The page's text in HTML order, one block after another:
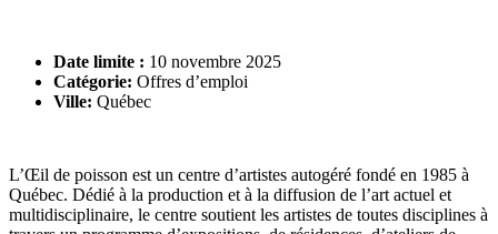
Date limite : 10 novembre 2025
Catégorie: Offres d’emploi
Ville: Québec
L’Œil de poisson est un centre d’artistes autogéré fondé en 1985 à
Québec. Dédié à la production et à la diffusion de l’art actuel et
multidisciplinaire, le centre soutient les artistes de toutes disciplines à